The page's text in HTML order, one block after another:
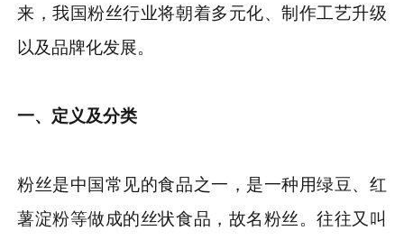
来，我国粉丝行业将朝着多元化、制作工艺升级
以及品牌化发展。
一、定义及分类
粉丝是中国常见的食品之一，是一种用绿豆、红
薯淀粉等做成的丝状食品，故名粉丝。往往又叫